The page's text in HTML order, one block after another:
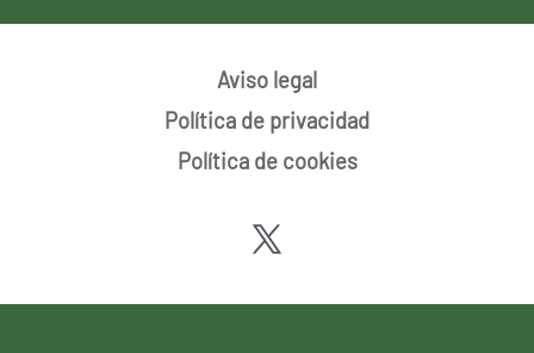
Aviso legal
Política de privacidad
Política de cookies